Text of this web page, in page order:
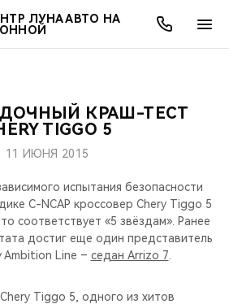
ЛУНА АВТО НА
МОДЕЛИ
ПОКУПАТЕЛЯМ
ВЛАДЕЛЬЦАМ
МИР CHERY
АКЦИИ
СЕРВИСЫ
О КОМПАНИИКРАШ-ТЕСТ
TIGGO 5
11 ИЮНЯ 2015
испытания безопасности
C-NCAP кроссовер Chery Tiggo 5
соответствует «5 звёздам». Ранее
достиг еще один представитель
Ambition Line – седан Arrizo 7
Tiggo 5, одного из хитов